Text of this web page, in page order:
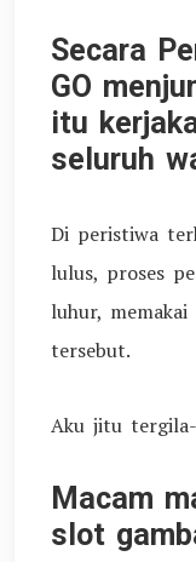
Secara
GO
itu
seluruh
Di peristiwa
lulus, proses
luhur,
tersebut.
Aku jitu
Macam
slot